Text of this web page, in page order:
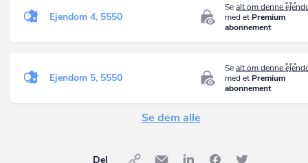
Sealt om denne
med et Premium
abonnement
Ejendom 4, 5550
Sealt om denne
med et Premium
abonnement
Ejendom 5, 5550
Se dem alle
Del